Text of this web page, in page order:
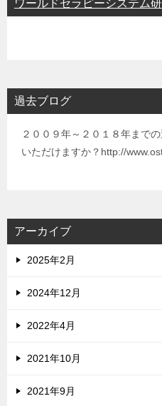
ワールドセラピーシステム
過去ブログ
２００９年～２０１８年まで
いただけますか？http://
アーカイブ
2025年2月
2024年12月
2022年4月
2021年10月
2021年9月